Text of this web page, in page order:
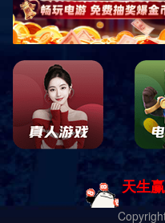
HM-FG-04
HM-FG-01
1